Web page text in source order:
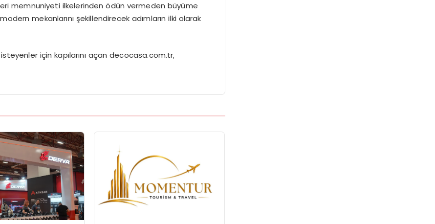
memnuniyeti ilkelerindenödün vermeden büyüme
mekanlarını şekillendirecek adımların ilki olarak
için kapılarını açandecocasa.com.tr,